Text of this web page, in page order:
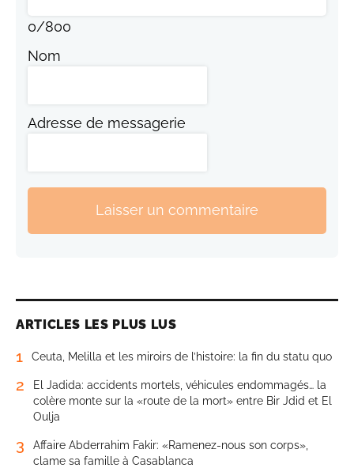
0/800
Nom
Adresse de messagerie
Laisser un commentaire
ARTICLES LES PLUS LUS
1 Ceuta, Melilla et les miroirs de l’histoire: la fin du statu quo
2
El Jadida: accidents mortels, véhicules endommagés… la
colère monte sur la «route de la mort» entre Bir Jdid et El
Oulja
3
Affaire Abderrahim Fakir: «Ramenez-nous son corps»,
clame sa famille à Casablanca